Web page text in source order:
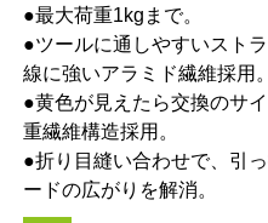
●最大荷重1kgまで。
●ツールに通しやすいスト
線に強いアラミド繊維採用。
●黄色が見えたら交換のサ
重繊維構造採用。
●折り目縫い合わせで、引
ードの広がりを解消。